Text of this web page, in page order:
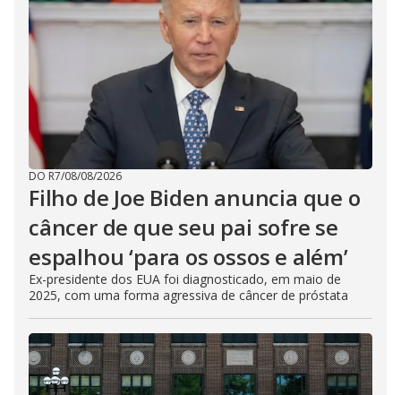
DO R7/08/08/2026
Filho de Joe Biden anuncia que o
câncer de que seu pai sofre se
espalhou ‘para os ossos e além’
Ex-presidente dos EUA foi diagnosticado, em maio de
2025, com uma forma agressiva de câncer de próstata